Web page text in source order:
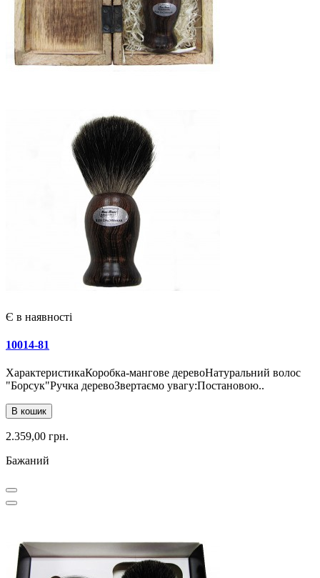
Є в наявності
10014-81
ХарактеристикаКоробка-мангове деревоНатуральний волос
"Борсук"Ручка деревоЗвертаємо увагу:Постановою..
В кошик
2.359,00 грн.
Бажаний